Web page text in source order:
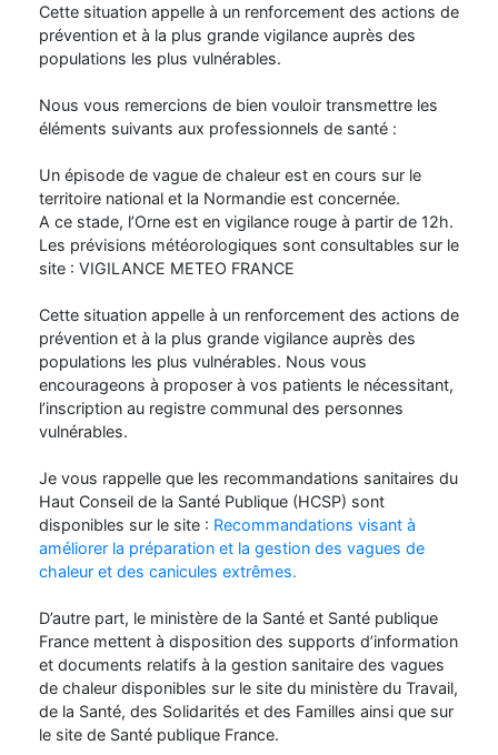
Cette situation appelle à un renforcement des actions de
prévention et à la plus grande vigilance auprès des
populations les plus vulnérables.
Nous vous remercions de bien vouloir transmettre les
éléments suivants aux professionnels de santé :
Un épisode de vague de chaleur est en cours sur le
territoire national et la Normandie est concernée.
A ce stade, l’Orne est en vigilance rouge à partir de 12h.
Les prévisions météorologiques sont consultables sur le
site : VIGILANCE METEO FRANCE
Cette situation appelle à un renforcement des actions de
prévention et à la plus grande vigilance auprès des
populations les plus vulnérables. Nous vous
encourageons à proposer à vos patients le nécessitant,
l’inscription au registre communal des personnes
vulnérables.
Je vous rappelle que les recommandations sanitaires du
Haut Conseil de la Santé Publique (HCSP) sont
disponibles sur le site : Recommandations visant à
améliorer la préparation et la gestion des vagues de
chaleur et des canicules extrêmes.
D’autre part, le ministère de la Santé et Santé publique
France mettent à disposition des supports d’information
et documents relatifs à la gestion sanitaire des vagues
de chaleur disponibles sur le site du ministère du Travail,
de la Santé, des Solidarités et des Familles ainsi que sur
le site de Santé publique France.